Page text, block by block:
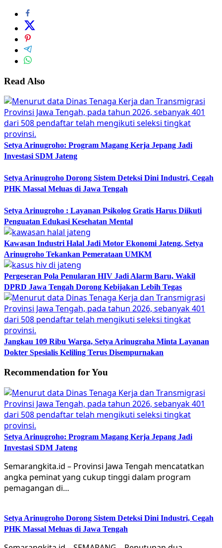
Read Also
Setya Arinugroho: Program Magang Kerja Jepang Jadi
Investasi SDM Jateng
Setya Arinugroho Dorong Sistem Deteksi Dini Industri, Cegah
PHK Massal Meluas di Jawa Tengah
Setya Arinugroho : Layanan Psikolog Gratis Harus Diikuti
Penguatan Edukasi Kesehatan Mental
Kawasan Industri Halal Jadi Motor Ekonomi Jateng, Setya
Arinugroho Tekankan Pemerataan UMKM
Pergeseran Pola Penularan HIV Jadi Alarm Baru, Wakil
DPRD Jawa Tengah Dorong Kebijakan Lebih Tegas
Jangkau 109 Ribu Warga, Setya Arinugraha Minta Layanan
Dokter Spesialis Keliling Terus Disempurnakan
Recommendation for You
Setya Arinugroho: Program Magang Kerja Jepang Jadi
Investasi SDM Jateng
Semarangkita.id – Provinsi Jawa Tengah mencatatkan
angka peminat yang cukup tinggi dalam program
pemagangan di…
Setya Arinugroho Dorong Sistem Deteksi Dini Industri, Cegah
PHK Massal Meluas di Jawa Tengah